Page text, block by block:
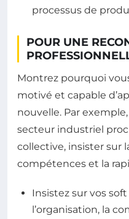
processus de
POUR UNE
Montrez pourquoi
motivé et capable
nouvelle. Par
secteur industriel
collective, insister sur
compétences et la
Insistez sur vos
l’organisation, la